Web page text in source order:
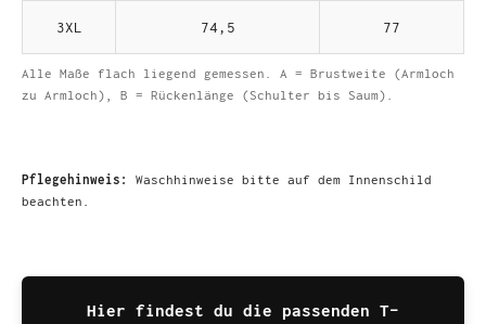
3XL 74,5 77
Alle Maße flach liegend gemessen. A = Brustweite (Armloch
zu Armloch), B = Rückenlänge (Schulter bis Saum).
Pflegehinweis:
Waschhinweise bitte auf dem Innenschild
beachten.
Hier findest du die passenden T-